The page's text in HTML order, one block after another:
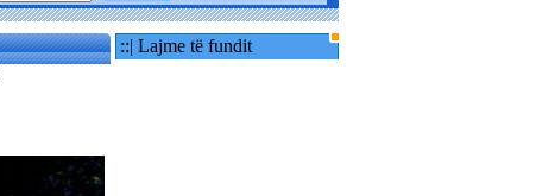
::| Lajme të fundit